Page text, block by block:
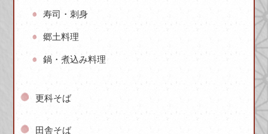
寿司・刺身
郷土料理
鍋・煮込み料理
更科そば
田舎そば